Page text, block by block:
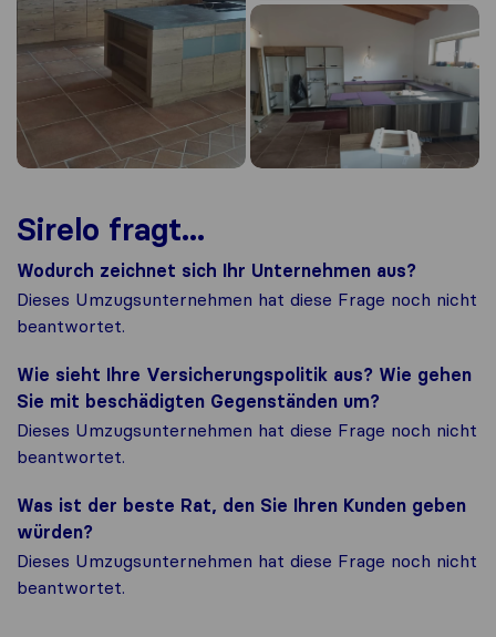
Sirelo fragt...
Wodurch zeichnet sich Ihr Unternehmen aus?
Dieses Umzugsunternehmen hat diese Frage noch nicht
beantwortet.
Wie sieht Ihre Versicherungspolitik aus? Wie gehen
Sie mit beschädigten Gegenständen um?
Dieses Umzugsunternehmen hat diese Frage noch nicht
beantwortet.
Was ist der beste Rat, den Sie Ihren Kunden geben
würden?
Dieses Umzugsunternehmen hat diese Frage noch nicht
beantwortet.